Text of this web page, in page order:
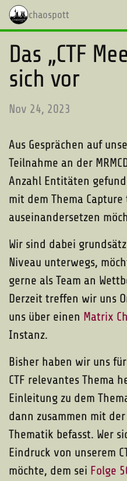
chaospott
Das „CTF
sich vor
Nov 24, 2023
Aus Gesprächen auf
Teilnahme an der
Anzahl Entitäten
mit dem Thema
auseinandersetzen
Wir sind dabei
Niveau unterwegs,
gerne als Team an
Derzeit treffen wir uns
uns über einen Matrix
Instanz.
Bisher haben wir uns
CTF relevantes Thema
Einleitung zu dem
dann zusammen mit
Thematik befasst. Wer
Eindruck von unserem
möchte, dem sei Folge